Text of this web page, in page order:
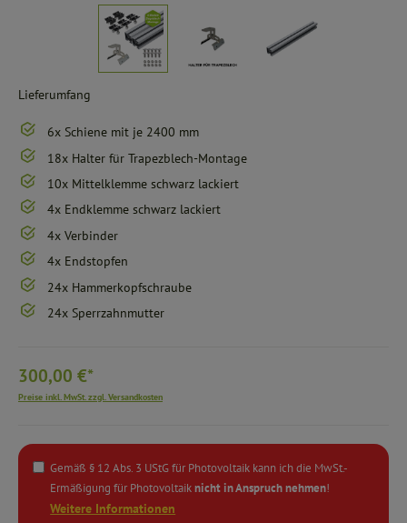
Lieferumfang
6x Schiene mit je 2400 mm
18x Halter für Trapezblech-Montage
10x Mittelklemme schwarz lackiert
4x Endklemme schwarz lackiert
4x Verbinder
4x Endstopfen
24x Hammerkopfschraube
24x Sperrzahnmutter
300,00 €*
Preise inkl. MwSt. zzgl. Versandkosten
Gemäß § 12 Abs. 3 UStG für Photovoltaik kann ich die MwSt.-
Ermäßigung für Photovoltaiknicht in Anspruch nehmen!
Weitere Informationen